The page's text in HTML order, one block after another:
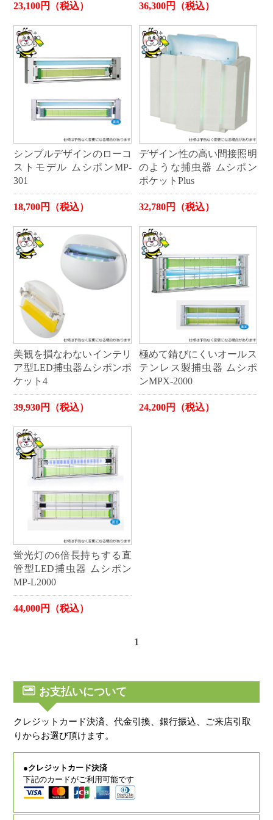
23,100円（税込） 36,300円（税込）
シンプルデザインのローコ
ストモデル ムシポンMP-
301
18,700円（税込）
デザイン性の高い間接照明
のような捕虫器 ムシポン
ポケットPlus
32,780円（税込）
美観を損なわないインテリ
ア型LED捕虫器ムシポンポ
ケット4
39,930円（税込）
極めて錆びにくいオールス
テンレス製捕虫器 ムシポ
ンMPX-2000
24,200円（税込）
蛍光灯の6倍長持ちする直
管型LED捕虫器 ムシポン
MP-L2000
44,000円（税込）
1
お支払いについて
クレジットカード決済、代金引換、銀行振込、ご来店引取
りからお選び頂けます。
●クレジットカード決済
下記のカードがご利用可能です